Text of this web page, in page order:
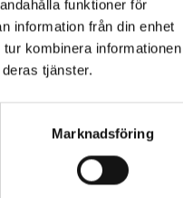
funktioner för
information från din enhet
kombinera informationen
tjänster.
Marknadsföring